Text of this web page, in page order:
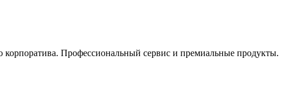
Профессиональный сервис и премиальные продукты.